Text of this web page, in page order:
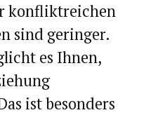
konfliktreichen
sind geringer.
es Ihnen,
ist besonders